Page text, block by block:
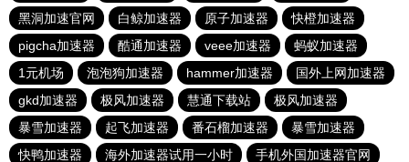
黑洞加速官网
白鲸加速器 原子加速器
快橙加速器
pigcha加速器
酷通加速器 veee加速器
蚂蚁加速器
1元机场
泡泡狗加速器 hammer加速器
国外上网加速器
gkd加速器
极风加速器 慧通下载站
极风加速器
暴雪加速器
起飞加速器 番石榴加速器
暴雪加速器
快鸭加速器
海外加速器试用一小时 手机外国加速器官网